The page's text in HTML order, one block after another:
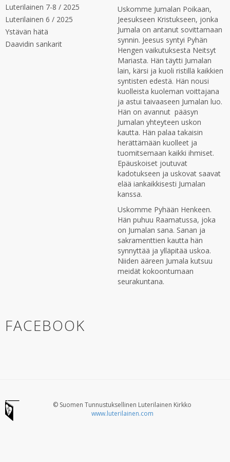
Luterilainen 7-8 / 2025
Luterilainen 6 / 2025
Ystävän hätä
Daavidin sankarit
Uskomme Jumalan Poikaan,
Jeesukseen Kristukseen, jonka
Jumala on antanut sovittamaan
synnin. Jeesus syntyi Pyhän
Hengen vaikutuksesta Neitsyt
Mariasta. Hän täytti Jumalan
lain, kärsi ja kuoli ristillä kaikkien
syntisten edestä. Hän nousi
kuolleista kuoleman voittajana
ja astui taivaaseen Jumalan luo.
Hän on avannut pääsyn
Jumalan yhteyteen uskon
kautta. Hän palaa takaisin
herättämään kuolleet ja
tuomitsemaan kaikki ihmiset.
Epäuskoiset joutuvat
kadotukseen ja uskovat saavat
elää iankaikkisesti Jumalan
kanssa.
Uskomme Pyhään Henkeen.
Hän puhuu Raamatussa, joka
on Jumalan sana. Sanan ja
sakramenttien kautta hän
synnyttää ja ylläpitää uskoa.
Niiden ääreen Jumala kutsuu
meidät kokoontumaan
seurakuntana.
FACEBOOK
© Suomen Tunnustuksellinen Luterilainen Kirkko
www.luterilainen.com